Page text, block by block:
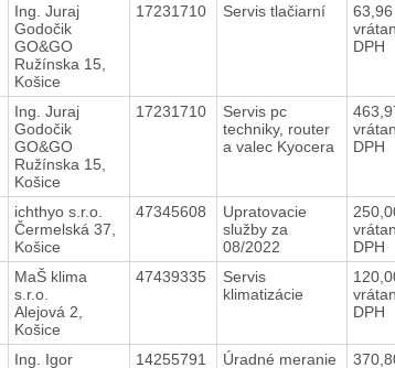
Ing. Juraj
Godočik
GO&GO
Ružínska 15,
Košice
17231710 Servis tlačiarní
63,96
DPH
Ing. Juraj
Godočik
GO&GO
Ružínska 15,
Košice
17231710
Servis pc
techniky, router
a valec Kyocera
DPH
ichthyo s.r.o.
Čermelská 37,
Košice
47345608
Upratovacie
služby za
08/2022
DPH
MaŠ klima
s.r.o.
Alejová 2,
Košice
47439335
Servis
klimatizácie
DPH
Ing. Igor
14255791
Úradné meranie